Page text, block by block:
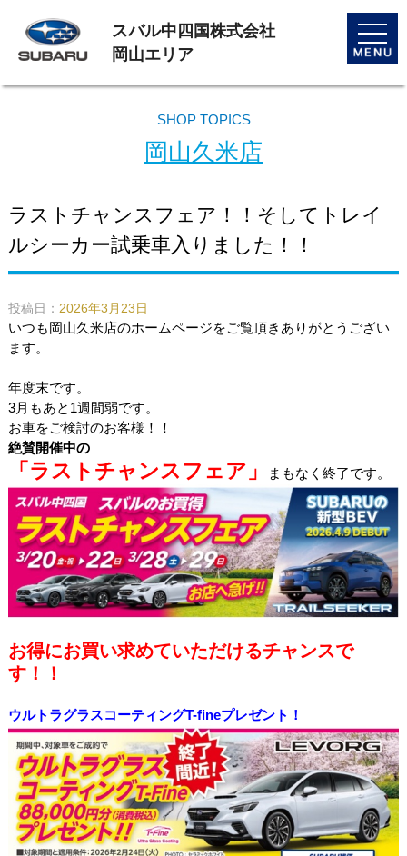
toggle
スバル中四国株式会社
岡山エリア
SHOP TOPICS
岡山久米店
ラストチャンスフェア！！そしてトレイ
ルシーカー試乗車入りました！！
投稿日： 2026年3月23日
いつも岡山久米店のホームページをご覧頂きありがとうござい
ます。
年度末です。
3月もあと 1週間弱です。
お車をご検討のお客様！！
絶賛開催中の
「ラストチャンスフェア」 まもなく終了です。
お得にお買い求めていただけるチャンスで
す！！
ウルトラグラスコーティングT-fineプレゼント！